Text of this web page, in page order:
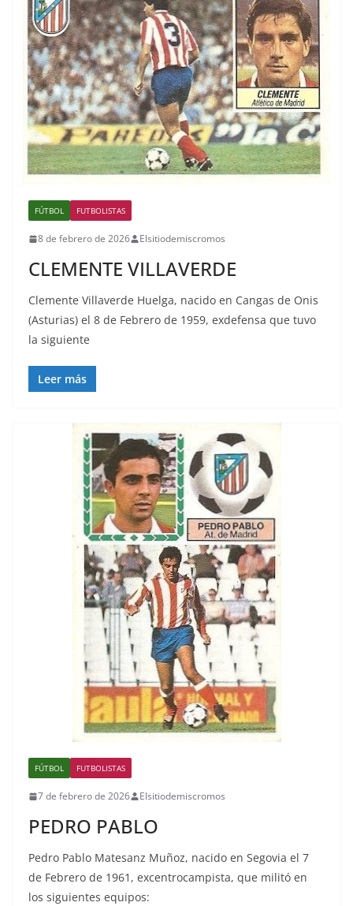
FÚTBOL FUTBOLISTAS
8 de febrero de 2026 Elsitiodemiscromos
CLEMENTE VILLAVERDE
Clemente Villaverde Huelga, nacido en Cangas de Onis
(Asturias) el 8 de Febrero de 1959, exdefensa que tuvo
la siguiente
Leer más
FÚTBOL FUTBOLISTAS
7 de febrero de 2026 Elsitiodemiscromos
PEDRO PABLO
Pedro Pablo Matesanz Muñoz, nacido en Segovia el 7
de Febrero de 1961, excentrocampista, que militó en
los siguientes equipos: